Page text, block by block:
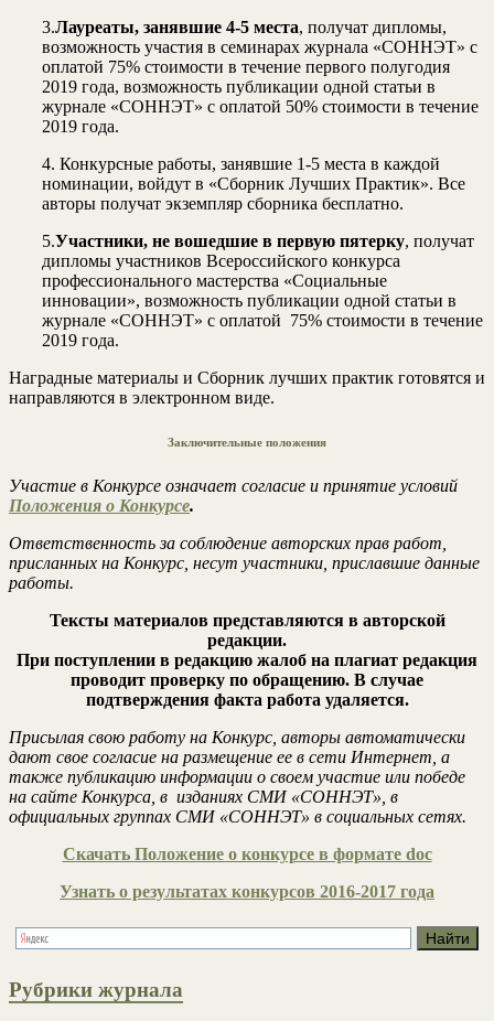
3.Лауреаты, занявшие 4-5 места, получат дипломы,
возможность участия в семинарах журнала «СОННЭТ» с
оплатой 75% стоимости в течение первого полугодия
2019 года, возможность публикации одной статьи в
журнале «СОННЭТ» с оплатой 50% стоимости в течение
2019 года.
4. Конкурсные работы, занявшие 1-5 места в каждой
номинации, войдут в «Сборник Лучших Практик». Все
авторы получат экземпляр сборника бесплатно.
5.Участники, не вошедшие в первую пятерку, получат
дипломы участников Всероссийского конкурса
профессионального мастерства «Социальные
инновации», возможность публикации одной статьи в
журнале «СОННЭТ» с оплатой 75% стоимости в течение
2019 года.
Наградные материалы и Сборник лучших практик готовятся и
направляются в электронном виде.
Заключительные положения
Участие в Конкурсе означает согласие и принятие условий
Положения о Конкурсе.
Ответственность за соблюдение авторских прав работ,
присланных на Конкурс, несут участники, приславшие данные
работы.
Тексты материалов представляются в авторской
редакции.
При поступлении в редакцию жалоб на плагиат редакция
проводит проверку по обращению. В случае
подтверждения факта работа удаляется.
Присылая свою работу на Конкурс, авторы автоматически
дают свое согласие на размещение ее в сети Интернет, а
также публикацию информации о своем участие или победе
на сайте Конкурса, в изданиях СМИ «СОННЭТ», в
официальных группах СМИ «СОННЭТ» в социальных сетях.
Скачать Положение о конкурсе в формате doc
Узнать о результатах конкурсов 2016-2017 года
Рубрики журнала